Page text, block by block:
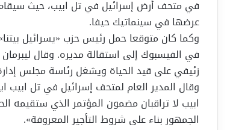
عرضها في سينماتيك حيفا.
وكما كان متوقعا حمل رئيس حزب «يسرائيل
في الفيسبوك إلى استقالة مديره. وقال
زئيفي على قيد الحياة ويشغل رئاسة مجلس
وقال المدير العام لمتحف إسرائيل في تل ابيب
ابيب لا تراقبان مضمون المؤتمر الذي ستقيمه
الجمهور بناء على شروط التأجير المعروفة».